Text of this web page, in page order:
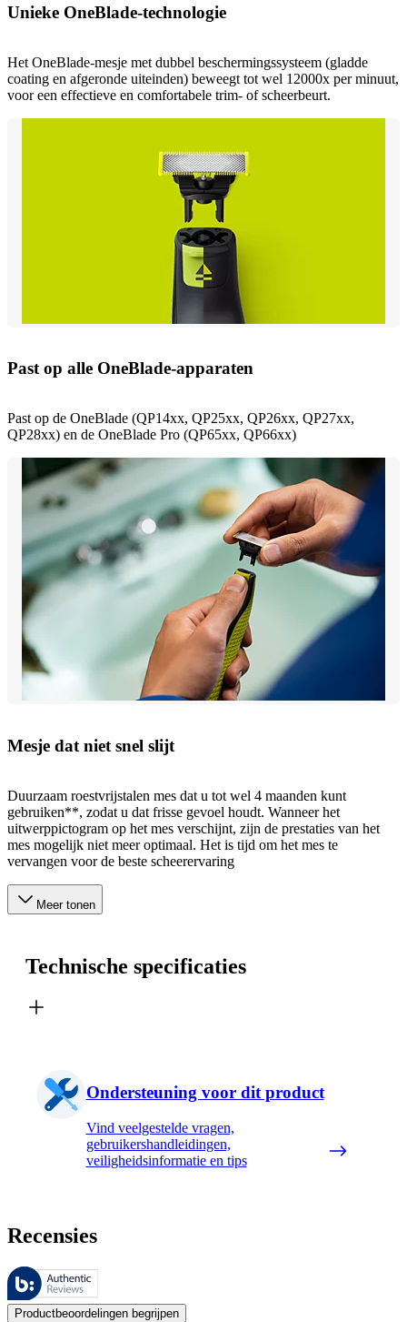
Unieke OneBlade-technologie
Het OneBlade-mesje met dubbel beschermingssysteem (gladde
coating en afgeronde uiteinden) beweegt tot wel 12000x per minuut,
voor een effectieve en comfortabele trim- of scheerbeurt.
Past op alle OneBlade-apparaten
Past op de OneBlade (QP14xx, QP25xx, QP26xx, QP27xx,
QP28xx) en de OneBlade Pro (QP65xx, QP66xx)
Mesje dat niet snel slijt
Duurzaam roestvrijstalen mes dat u tot wel 4 maanden kunt
gebruiken**, zodat u dat frisse gevoel houdt. Wanneer het
uitwerppictogram op het mes verschijnt, zijn de prestaties van het
mes mogelijk niet meer optimaal. Het is tijd om het mes te
vervangen voor de beste scheerervaring
Meer tonen
Technische specificaties
Ondersteuning voor dit product
Vind veelgestelde vragen,
gebruikershandleidingen,
veiligheidsinformatie en tips
Recensies
Deze beoordelingen worden beheerd door Bazaarvoice en voldoen
De mening van onze klanten is nuttig voor iedereen, of het nu een
Productbeoordelingen begrijpen